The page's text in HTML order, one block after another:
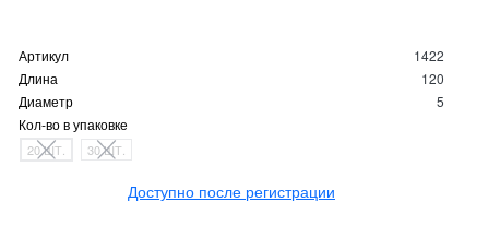
Артикул
1422
Длина
120
Диаметр
5
Кол-во в упаковке
20 ШТ. 30 ШТ.
Доступно после регистрации